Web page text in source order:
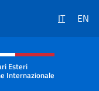
IT EN
e menù
Esteri
Internazionale